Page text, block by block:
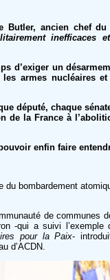
Butler, ancien chef
inefficaces
d’exiger un
armes nucléaires et
député, chaque
de la France à
enfin faire
bombardement
de communes
-qui a suivi l’exemple
pour la Paix-
d’ACDN.